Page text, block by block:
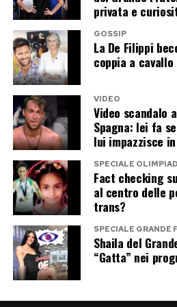
notte del WorldPride, hanno
tempo non deve
nemico di un’artista.
Può diventare una materia
coreografia da riscrivere e
giovani star possono
Le regine, invece, devono
Post Views: 167
privata e
GOSSIP
La De Filippi
coppia a
VIDEO
Video scandalo
Spagna: lei fa
lui impazzisce
SPECIALE
Fact checking
al centro delle
trans?
SPECIALE GRANDE
Shaila del
“Gatta” nei